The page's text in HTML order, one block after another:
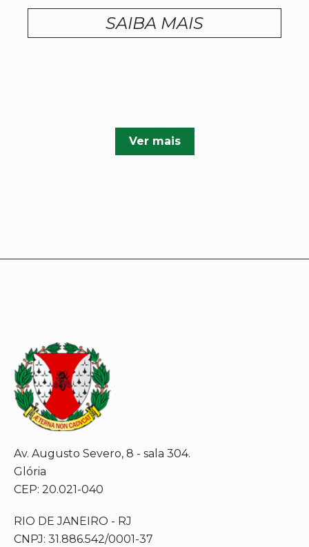
SAIBA MAIS
Ver mais
Av. Augusto Severo, 8 - sala 304.
Glória
CEP: 20.021-040
RIO DE JANEIRO - RJ
CNPJ: 31.886.542/0001-37